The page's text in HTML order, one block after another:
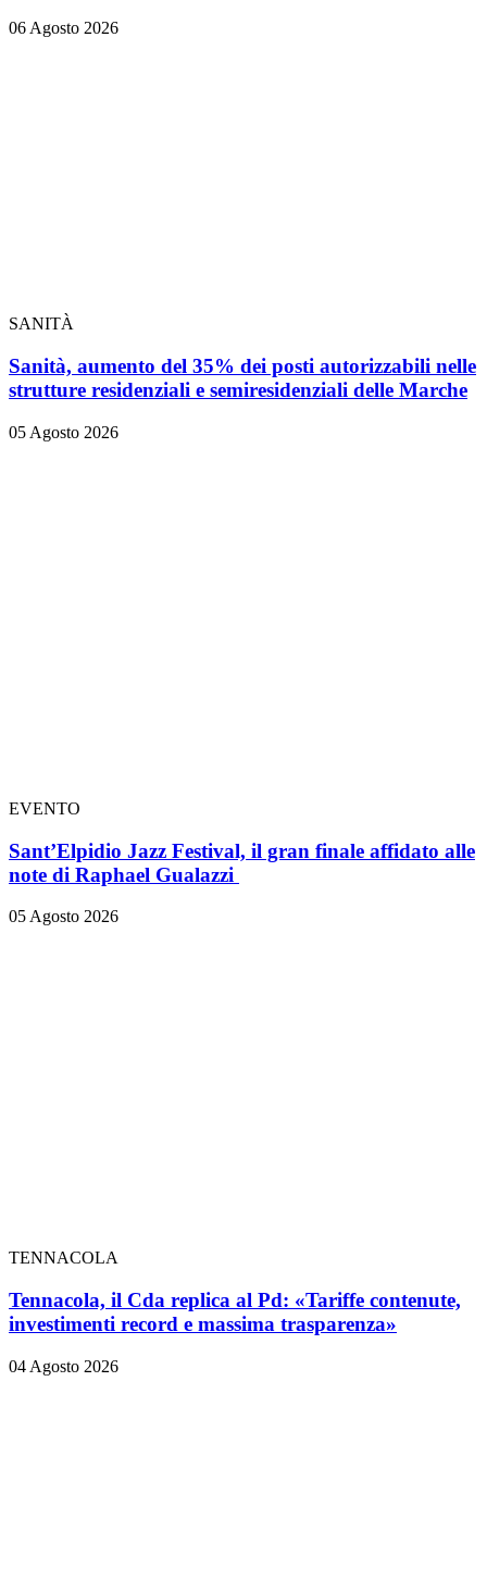
06 Agosto 2026
SANITÀ
Sanità, aumento del 35% dei posti autorizzabili nelle
strutture residenziali e semiresidenziali delle Marche
05 Agosto 2026
EVENTO
Sant’Elpidio Jazz Festival, il gran finale affidato alle
note di Raphael Gualazzi
05 Agosto 2026
TENNACOLA
Tennacola, il Cda replica al Pd: «Tariffe contenute,
investimenti record e massima trasparenza»
04 Agosto 2026